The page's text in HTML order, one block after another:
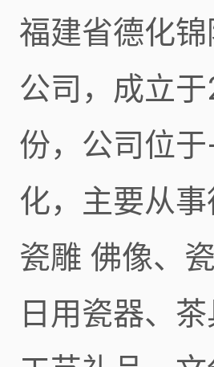
福建省德化
公司，成立
份，公司位
化，主要从
瓷雕 佛像、
日用瓷器、